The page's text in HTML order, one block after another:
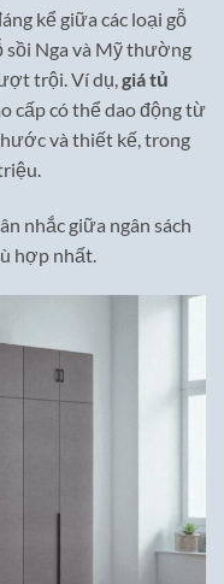
kể giữa các loại gỗ
sồi Nga và Mỹ thường
trội. Ví dụ,giá tủ
cấp có thể dao động từ
và thiết kế, trong
nhắc giữa ngân sách
hợp nhất.